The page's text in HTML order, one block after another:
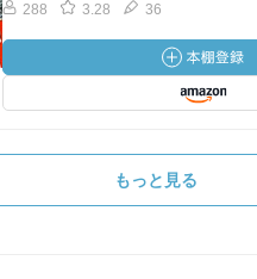
288 3.28 36
もっと見る